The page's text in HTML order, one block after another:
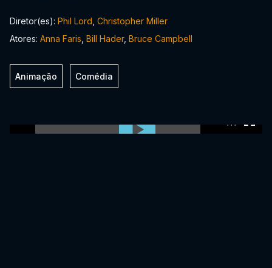
Diretor(es): Phil Lord Christopher Miller
Atores: Anna Faris Bill Hader, Bruce Campbell
Animação Comédia